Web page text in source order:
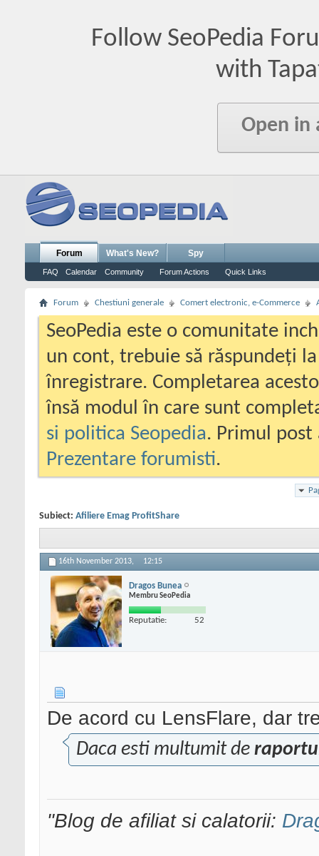
Follow SeoPedia
with
Open in
Forum
FAQ Calendar Community Forum Actions Quick Links
What's New? Spy
Forum Chestiuni generale Comert electronic, e-Commerce
SeoPedia este o comunitate
un cont, trebuie să răspundeți
înregistrare. Completarea
însă modul în care sunt
si politica Seopedia. Primul
Prezentare forumisti.
Subiect: Afiliere Emag ProfitShare
16th November 2013, 12:15
Dragos Bunea
Membru SeoPedia
Reputatie: 52
De acord cu LensFlare, dar
Daca esti multumit de
"Blog de afiliat si calatorii: